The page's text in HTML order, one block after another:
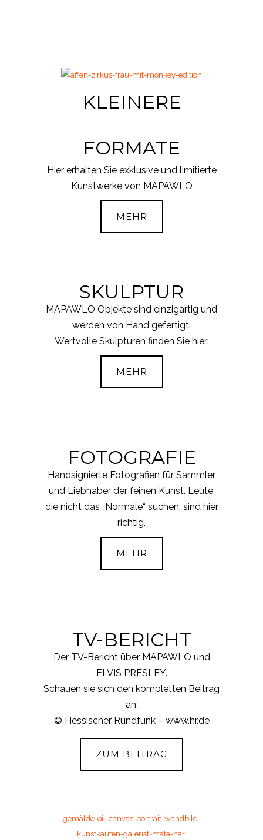
KLEINERE
FORMATE
Hier erhalten Sie exklusive und limitierte
Kunstwerke von MAPAWLO
MEHR
SKULPTUR
MAPAWLO Objekte sind einzigartig und
werden von Hand gefertigt.
Wertvolle Skulpturen finden Sie hier:
MEHR
FOTOGRAFIE
Handsignierte Fotografien für Sammler
und Liebhaber der feinen Kunst. Leute,
die nicht das „Normale“ suchen, sind hier
richtig.
MEHR
TV-BERICHT
Der TV-Bericht über MAPAWLO und
ELVIS PRESLEY.
Schauen sie sich den kompletten Beitrag
an:
© Hessischer Rundfunk – www.hr.de
ZUM BEITRAG